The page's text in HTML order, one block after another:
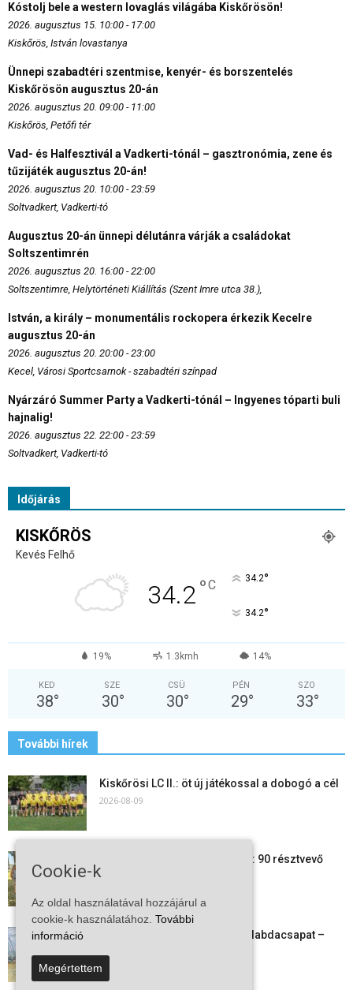
Kóstolj bele a western lovaglás világába Kiskőrösön!
2026. augusztus 15. 10:00 - 17:00
Kiskőrös, István lovastanya
Ünnepi szabadtéri szentmise, kenyér- és borszentelés
Kiskőrösön augusztus 20-án
2026. augusztus 20. 09:00 - 11:00
Kiskőrös, Petőfi tér
Vad- és Halfesztivál a Vadkerti-tónál – gasztronómia, zene és
tűzijáték augusztus 20-án!
2026. augusztus 20. 10:00 - 23:59
Soltvadkert, Vadkerti-tó
Augusztus 20-án ünnepi délutánra várják a családokat
Soltszentimrén
2026. augusztus 20. 16:00 - 22:00
Soltszentimre, Helytörténeti Kiállítás (Szent Imre utca 38.),
István, a király – monumentális rockopera érkezik Kecelre
augusztus 20-án
2026. augusztus 20. 20:00 - 23:00
Kecel, Városi Sportcsarnok - szabadtéri színpad
Nyárzáró Summer Party a Vadkerti-tónál – Ingyenes tóparti buli
hajnalig!
2026. augusztus 22. 22:00 - 23:59
Soltvadkert, Vadkerti-tó
Időjárás
KISKŐRÖS
Kevés Felhő
34.2°C 34.2°
34.2°
19% 1.3kmh 14%
KED
38°
SZE
30°
CSÜ
30°
PÉN
29°
SZO
33°
További hírek
Kiskőrösi LC II.: öt új játékossal a dobogó a cél
2026-08-09
24 órás futás a Vadkerti-tónál: 90 résztvevő
1180 kilométert teljesített
Megszűnt a kiskőrösi női kézilabdacsapat –
2026-08-08
Cookie-k
Az oldal használatával hozzájárul a
cookie-k használatához. További
információ
Megértettem